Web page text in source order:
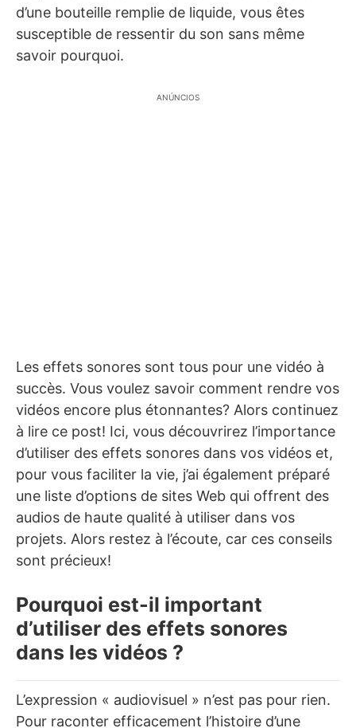
d’une bouteille remplie de liquide, vous êtes
susceptible de ressentir du son sans même
savoir pourquoi.
ANÚNCIOS
Les effets sonores sont tous pour une vidéo à
succès. Vous voulez savoir comment rendre vos
vidéos encore plus étonnantes? Alors continuez
à lire ce post! Ici, vous découvrirez l’importance
d’utiliser des effets sonores dans vos vidéos et,
pour vous faciliter la vie, j’ai également préparé
une liste d’options de sites Web qui offrent des
audios de haute qualité à utiliser dans vos
projets. Alors restez à l’écoute, car ces conseils
sont précieux!
Pourquoi est-il important
d’utiliser des effets sonores
dans les vidéos ?
L’expression « audiovisuel » n’est pas pour rien.
Pour raconter efficacement l’histoire d’une